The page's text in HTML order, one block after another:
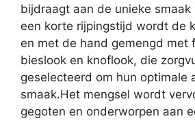
bijdraagt aan de unieke smaak
een korte rijpingstijd wordt de
en met de hand gemengd met
bieslook en knoflook, die
geselecteerd om hun optimale
smaak.Het mengsel wordt
gegoten en onderworpen aan